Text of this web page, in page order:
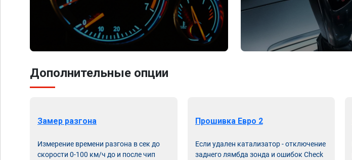
Дополнительные опции
Замер разгона
Измерение времени разгона в сек до
скорости 0-100 км/ч до и после чип
Прошивка Евро 2
Если удален катализатор - отключение
заднего лямбда зонда и ошибок Check